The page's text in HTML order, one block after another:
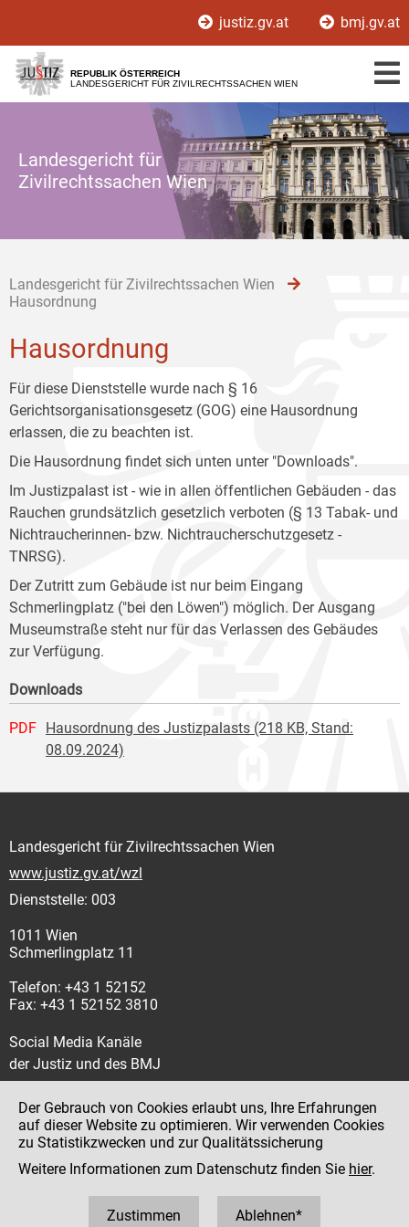
[1]
[2]
[3]
justiz.gv.at bmj.gv.at
REPUBLIK ÖSTERREICH
LANDESGERICHT FÜR ZIVILRECHTSSACHEN WIEN
Landesgericht für
Zivilrechtssachen Wien
Landesgericht für Zivilrechtssachen Wien
Hausordnung
Hausordnung
Für diese Dienststelle wurde nach § 16
Gerichtsorganisationsgesetz (GOG) eine Hausordnung
erlassen, die zu beachten ist.
Die Hausordnung findet sich unten unter "Downloads".
Im Justizpalast ist - wie in allen öffentlichen Gebäuden - das
Rauchen grundsätzlich gesetzlich verboten (§ 13 Tabak- und
Nichtraucherinnen- bzw. Nichtraucherschutzgesetz -
TNRSG).
Der Zutritt zum Gebäude ist nur beim Eingang
Schmerlingplatz ("bei den Löwen") möglich. Der Ausgang
Museumstraße steht nur für das Verlassen des Gebäudes
zur Verfügung.
Downloads
PDF
Hausordnung des Justizpalasts (218 KB, Stand:
08.09.2024)
Landesgericht für Zivilrechtssachen Wien
www.justiz.gv.at/wzl
Dienststelle: 003
1011 Wien
Schmerlingplatz 11
Telefon: +43 1 52152
Fax: +43 1 52152 3810
Social Media Kanäle
der Justiz und des BMJ
Impressum
Datenschutz
Der Gebrauch von Cookies erlaubt uns, Ihre Erfahrungen
auf dieser Website zu optimieren. Wir verwenden Cookies
zu Statistikzwecken und zur Qualitätssicherung
Weitere Informationen zum Datenschutz finden Sie hier.
Zustimmen Ablehnen*